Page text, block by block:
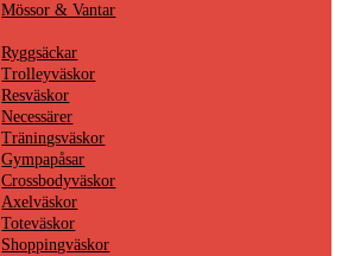
Mössor & Vantar
Ryggsäckar
Trolleyväskor
Resväskor
Necessärer
Träningsväskor
Gympapåsar
Crossbodyväskor
Axelväskor
Toteväskor
Shoppingväskor